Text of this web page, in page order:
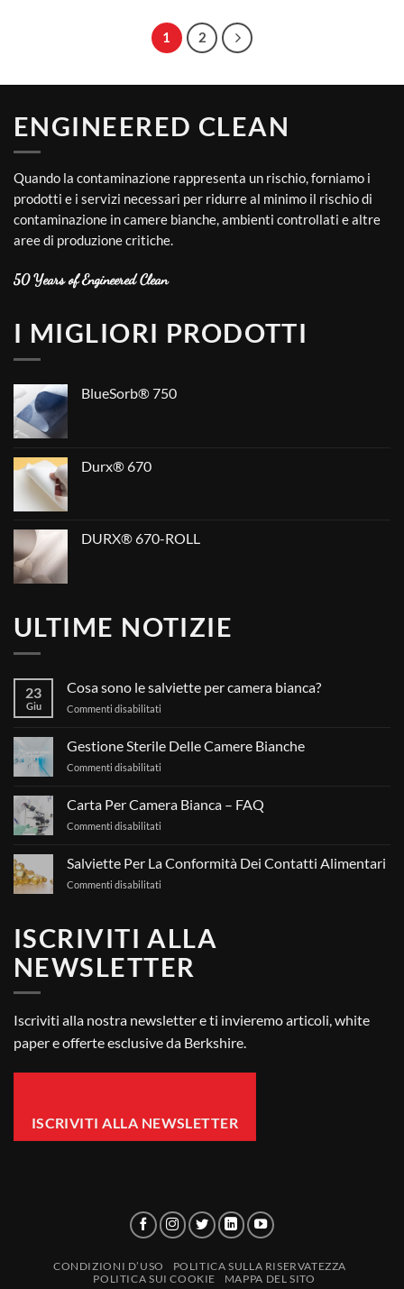
1 2
ENGINEERED CLEAN
Quando la contaminazione rappresenta un rischio, forniamo i
prodotti e i servizi necessari per ridurre al minimo il rischio di
contaminazione in camere bianche, ambienti controllati e altre
aree di produzione critiche.
50 Years of Engineered Clean
I MIGLIORI PRODOTTI
BlueSorb® 750
Durx® 670
DURX® 670-ROLL
ULTIME NOTIZIE
23
Giu
Cosa sono le salviette per camera bianca?
Commenti disabilitati
le
camera
Gestione Sterile Delle Camere Bianche
Commenti disabilitati
Delle
Carta Per Camera Bianca – FAQ
Commenti disabilitati
Camera
Salviette Per La Conformità Dei Contatti Alimentari
Commenti disabilitati
La
Conformità
Dei
Contatti
ISCRIVITI ALLA
NEWSLETTER
Iscriviti alla nostra newsletter e ti invieremo articoli, white
paper e offerte esclusive da Berkshire.
ISCRIVITI ALLA NEWSLETTER
CONDIZIONI D’USO
POLITICA SULLA RISERVATEZZA
POLITICA SUI COOKIE
MAPPA DEL SITO